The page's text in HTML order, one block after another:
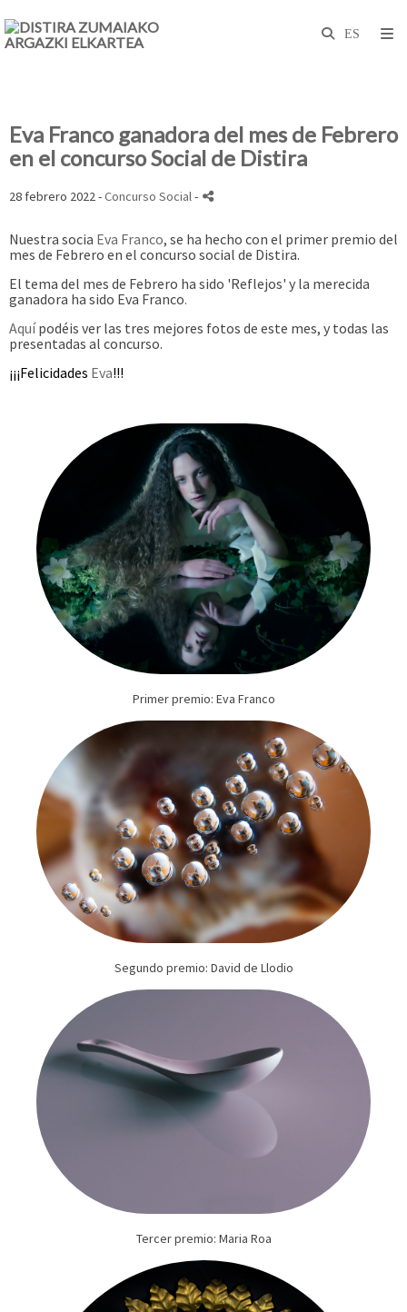
Eva Franco ganadora del mes de Febrero
en el concurso Social de Distira
28 febrero 2022 -Concurso Social-
Nuestra socia Eva Franco, se ha hecho con el primer premio del
mes de Febrero en el concurso social de Distira.
El tema del mes de Febrero ha sido 'Reflejos' y la merecida
ganadora ha sido Eva Franco.
Aquípodéis ver las tres mejores fotos de este mes, y todas las
presentadas al concurso.
¡¡¡Felicidades Eva!!!
Primer premio: Eva Franco
Segundo premio: David de Llodio
Tercer premio: Maria Roa